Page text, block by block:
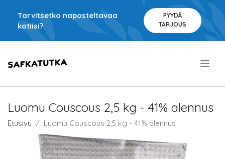
Tarvitsetko naposteltavaa
kotiisi?
PYYDÄ
TARJOUS
Luomu Couscous 2,5 kg - 41% alennus
Etusivu Luomu Couscous 2,5 kg - 41% alennus